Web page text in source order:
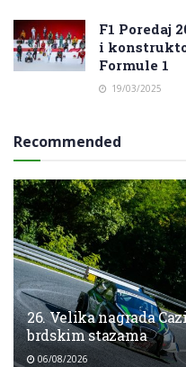
F1 Poredaj
i
Formule 1
19/03/2025
Recommended
26. Velika nagrada
brdskim stazama
06/08/2026